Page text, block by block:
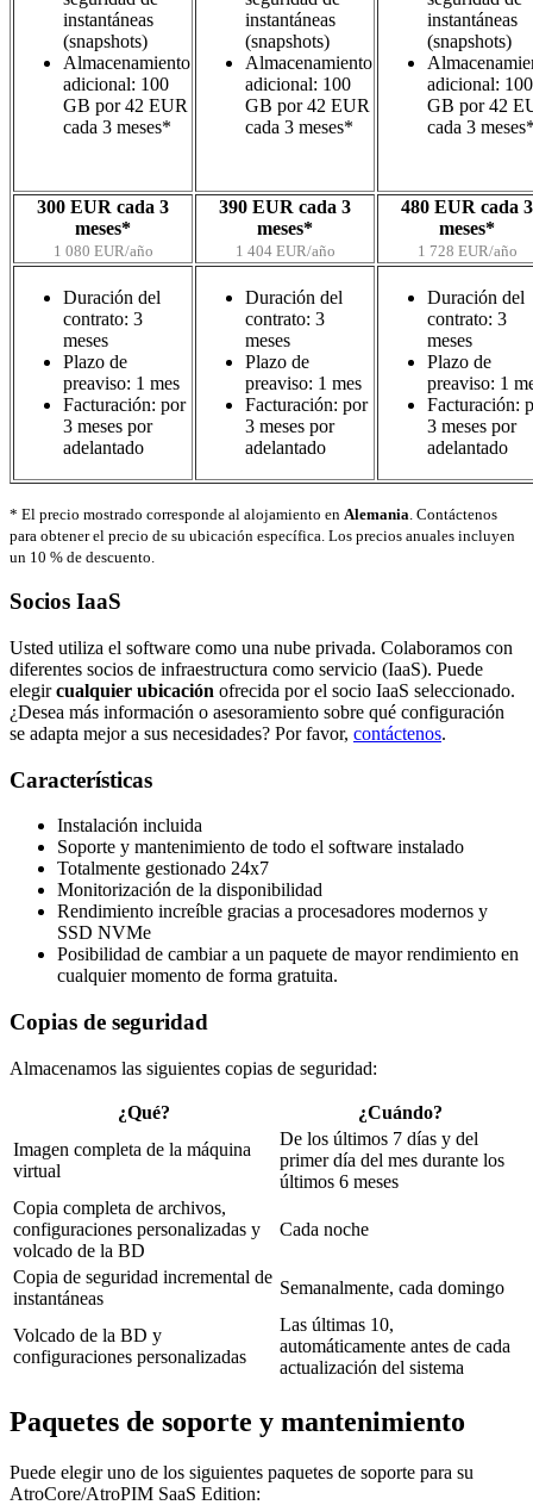
instantáneas
(snapshots)
Almacenamiento
adicional: 100
GB por 42 EUR
cada 3 meses*
instantáneas
(snapshots)
Almacenamiento
adicional: 100
GB por 42 EUR
cada 3 meses*
instantáneas
(snapshots)
adicional: 100
GB por 42
cada 3
300 EUR cada 3
meses*
1 080 EUR/año
390 EUR cada 3
meses*
1 404 EUR/año
480 EUR cada 3
meses*
1 728 EUR/año
Duración del
contrato: 3
meses
Plazo de
preaviso: 1 mes
Facturación: por
3 meses por
adelantado
Duración del
contrato: 3
meses
Plazo de
preaviso: 1 mes
Facturación: por
3 meses por
adelantado
Duración del
contrato: 3
meses
Plazo de
preaviso: 1
Facturación:
3 meses por
adelantado
* El precio mostrado corresponde al alojamiento en Alemania . Contáctenos
para obtener el precio de su ubicación específica. Los precios anuales incluyen
un 10 % de descuento.
Socios IaaS
Usted utiliza el software como una nube privada. Colaboramos con
diferentes socios de infraestructura como servicio (IaaS). Puede
elegircualquier ubicación ofrecida por el socio IaaS seleccionado.
¿Desea más información o asesoramiento sobre qué configuración
se adapta mejor a sus necesidades? Por favor, contáctenos.
Características
Instalación incluida
Soporte y mantenimiento de todo el software instalado
Totalmente gestionado 24x7
Monitorización de la disponibilidad
Rendimiento increíble gracias a procesadores modernos y
SSD NVMe
Posibilidad de cambiar a un paquete de mayor rendimiento en
cualquier momento de forma gratuita.
Copias de seguridad
Almacenamos las siguientes copias de seguridad:
¿Qué?
¿Cuándo?
Imagen completa de la máquina
virtual
De los últimos 7 días y del
primer día del mes durante los
últimos 6 meses
Copia completa de archivos,
configuraciones personalizadas y
volcado de la BD
Cada noche
Copia de seguridad incremental de
instantáneas
Semanalmente, cada domingo
Volcado de la BD y
configuraciones personalizadas
Las últimas 10,
automáticamente antes de cada
actualización del sistema
Paquetes de soporte y mantenimiento
Puede elegir uno de los siguientes paquetes de soporte para su
AtroCore/AtroPIM SaaS Edition: